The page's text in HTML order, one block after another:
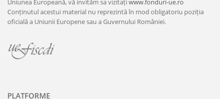
Uniunea Europeană, vă invităm sa vizitațiwww.fonduri-ue.ro
Conținutul acestui material nu reprezintă în mod obligatoriu poziția
oficială a Uniunii Europene sau a Guvernului României.
PLATFORME